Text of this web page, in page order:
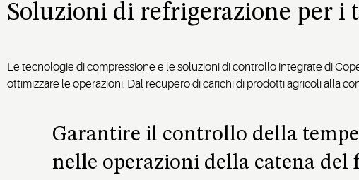
Soluzioni di refrigerazione per i
Le tecnologie di compressione e le soluzioni di controllo integrate di
ottimizzare le operazioni. Dal recupero di carichi di prodotti agricoli alla
Garantire il controllo della
nelle operazioni della catena del